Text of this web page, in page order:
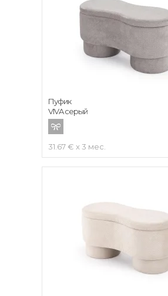
31.67 € x 3 мес.
Пуфик
VIVA серый